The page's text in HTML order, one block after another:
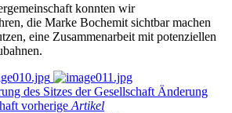
konnten wir
die Marke Bochemit sichtbar machen
eine Zusammenarbeit mit potenziellen
Änderung
vorherige Artikel